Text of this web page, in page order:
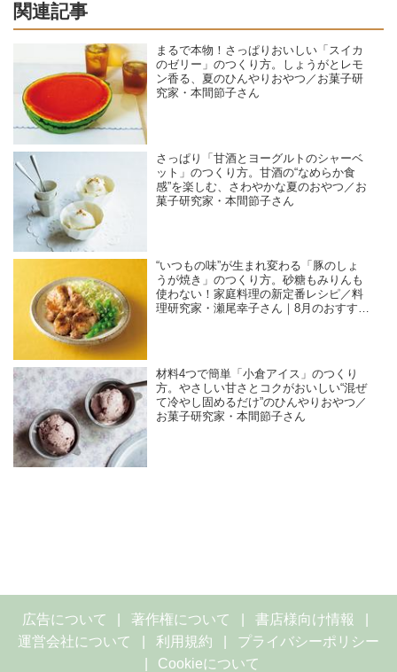
関連記事
まるで本物！さっぱりおいしい「スイカ
のゼリー」のつくり方。しょうがとレモ
ン香る、夏のひんやりおやつ／お菓子研
究家・本間節子さん
さっぱり「甘酒とヨーグルトのシャーベ
ット」のつくり方。甘酒の“なめらか食
感”を楽しむ、さわやかな夏のおやつ／お
菓子研究家・本間節子さん
“いつもの味”が生まれ変わる「豚のしょ
うが焼き」のつくり方。砂糖もみりんも
使わない！家庭料理の新定番レシピ／料
理研究家・瀬尾幸子さん｜8月のおすすめ
材料4つで簡単「小倉アイス」のつくり
方。やさしい甘さとコクがおいしい“混ぜ
て冷やし固めるだけ”のひんやりおやつ／
お菓子研究家・本間節子さん
広告について 著作権について
書店様向け情報
運営会社について
利用規約
プライバシーポリシー
Cookieについて